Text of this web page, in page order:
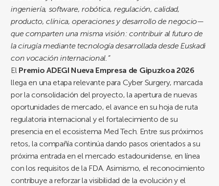
ingeniería, software, robótica, regulación, calidad,
producto, clínica, operaciones y desarrollo de negocio—
que comparten una misma visión: contribuir al futuro de
la cirugía mediante tecnología desarrollada desde Euskadi
con vocación internacional.”
El Premio ADEGI Nueva Empresa de Gipuzkoa 2026
llega en una etapa relevante para Cyber Surgery, marcada
por la consolidación del proyecto, la apertura de nuevas
oportunidades de mercado, el avance en su hoja de ruta
regulatoria internacional y el fortalecimiento de su
presencia en el ecosistema Med Tech. Entre sus próximos
retos, la compañía continúa dando pasos orientados a su
próxima entrada en el mercado estadounidense, en línea
con los requisitos de la FDA. Asimismo, el reconocimiento
contribuye a reforzar la visibilidad de la evolución y el